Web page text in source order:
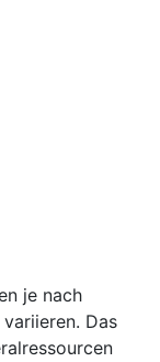
je nach
Das